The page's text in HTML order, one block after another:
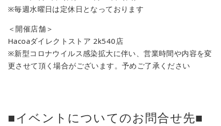
※毎週水曜日は定休日となっております
＜開催店舗＞
Hacoaダイレクトストア 2k540店
※新型コロナウイルス感染拡大に伴い、営業時間や内容を変
更させて頂く場合がございます。予めご了承ください
■イベントについてのお問合せ先■